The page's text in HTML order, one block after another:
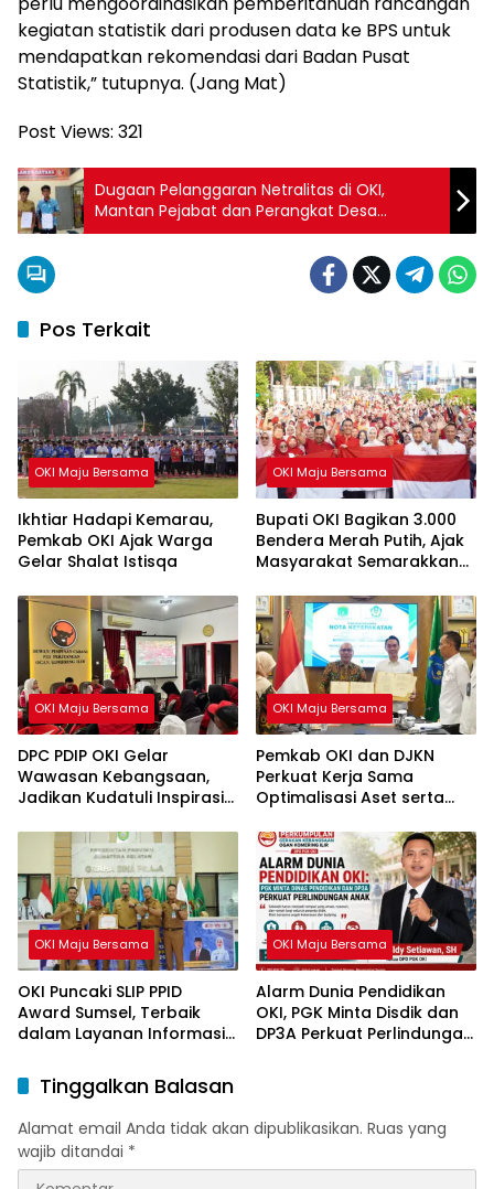
kegiatan statistik dari produsen data ke BPS untuk
mendapatkan rekomendasi dari Badan Pusat
Statistik,” tutupnya. (Jang Mat)
Post Views: 321
Dugaan Pelanggaran Netralitas di OKI,
Mantan Pejabat dan Perangkat Desa
Dilaporkan ke Bawaslu
Pos Terkait
OKI Maju Bersama
Ikhtiar Hadapi Kemarau,
Pemkab OKI Ajak Warga
Gelar Shalat Istisqa
OKI Maju Bersama
Bupati OKI Bagikan 3.000
Bendera Merah Putih, Ajak
Masyarakat Semarakkan
OKI Maju Bersama
DPC PDIP OKI Gelar
Wawasan Kebangsaan,
Jadikan Kudatuli Inspirasi
OKI Maju Bersama
Pemkab OKI dan DJKN
Perkuat Kerja Sama
Optimalisasi Aset serta
OKI Maju Bersama
OKI Puncaki SLIP PPID
Award Sumsel, Terbaik
dalam Layanan Informasi
OKI Maju Bersama
Alarm Dunia Pendidikan
OKI, PGK Minta Disdik dan
DP3A Perkuat Perlindungan
Tinggalkan Balasan
Alamat email Anda tidak akan dipublikasikan. Ruas yang
wajib ditandai *